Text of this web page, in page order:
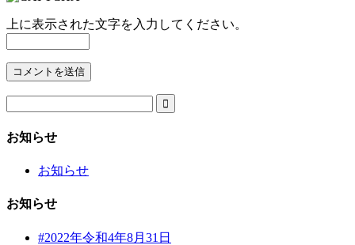
上に表示された文字を入力してください。

お知らせ
お知らせ
お知らせ
#2022年令和4年8月31日